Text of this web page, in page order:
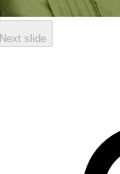
Next slide